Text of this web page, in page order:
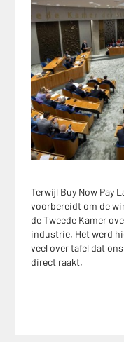
Terwijl Buy Now Pay
voorbereidt om de
de Tweede Kamer
industrie. Het werd
veel over tafel dat
direct raakt.